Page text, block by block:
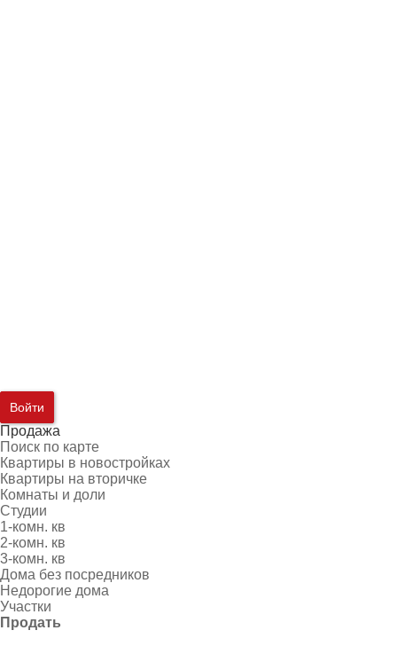
Войти
Продажа
Поиск по карте
Квартиры в новостройках
Квартиры на вторичке
Комнаты и доли
Студии
1-комн. кв
2-комн. кв
3-комн. кв
Дома без посредников
Недорогие дома
Участки
Продать